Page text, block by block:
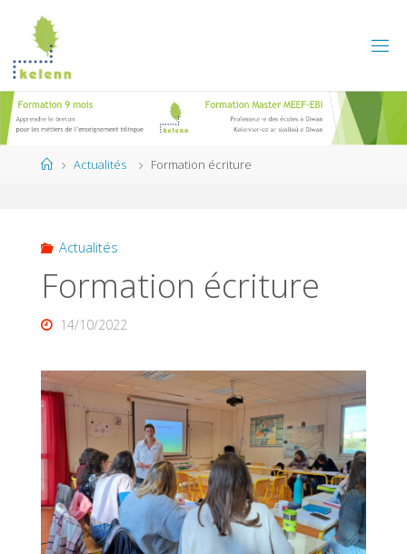
content
HomeActualités Formation écriture
Actualités
Formation écriture
14/10/2022